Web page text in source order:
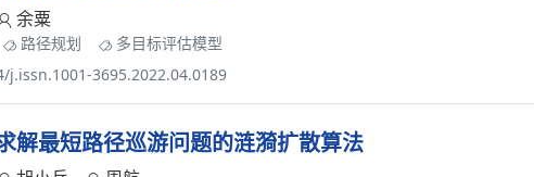
余粟
路径规划
多目标评估模型
j.issn.1001-3695.2022.04.0189
解最短路径巡游问题的涟漪扩散算法